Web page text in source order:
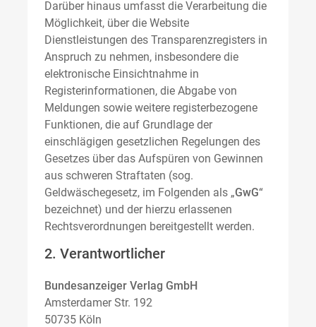
Darüber hinaus umfasst die Verarbeitung die
Möglichkeit, über die Website
Dienstleistungen des Transparenzregisters in
Anspruch zu nehmen, insbesondere die
elektronische Einsichtnahme in
Registerinformationen, die Abgabe von
Meldungen sowie weitere registerbezogene
Funktionen, die auf Grundlage der
einschlägigen gesetzlichen Regelungen des
Gesetzes über das Aufspüren von Gewinnen
aus schweren Straftaten (sog.
Geldwäschegesetz, im Folgenden als „GwG“
bezeichnet) und der hierzu erlassenen
Rechtsverordnungen bereitgestellt werden.
2. Verantwortlicher
Bundesanzeiger Verlag GmbH
Amsterdamer Str. 192
50735 Köln